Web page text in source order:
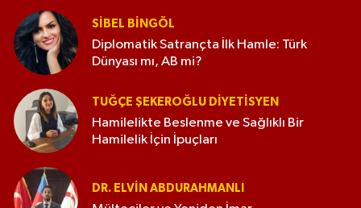
SIBEL BINGÖL
Diplomatik Satrançta İlk Hamle: Türk
Dünyası mı, AB mi?
TUĞÇE ŞEKEROĞLU DIYETISYEN
Hamilelikte Beslenme ve Sağlıklı Bir
Hamilelik İçin İpuçları
DR. ELVIN ABDURAHMANLI